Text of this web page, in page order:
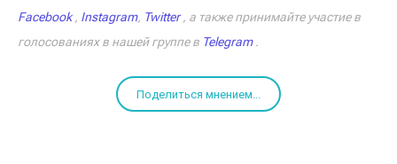
Facebook, Instagram, Twitter, а также принимайте участие в
голосованиях в нашей группе в Telegram.
Поделиться мнением...